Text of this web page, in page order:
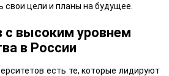
свои цели и планы на будущее.
с высоким уровнем
в России
есть те, которые лидируют